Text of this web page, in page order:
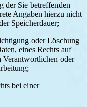
Sie betreffenden
Angaben hierzu nicht
Speicherdauer;
oder Löschung
eines Rechts auf
Verantwortlichen oder
bei einer